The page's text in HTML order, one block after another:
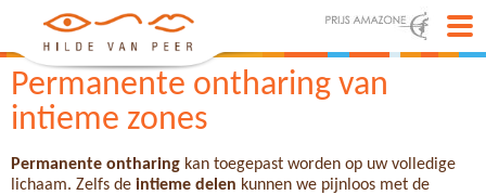
Permanente ontharing van
intieme zones
Permanente ontharing kan toegepast worden op uw volledige
lichaam. Zelfs de intieme delen kunnen we pijnloos met de